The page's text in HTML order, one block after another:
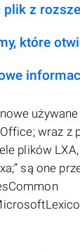
z
które
wraz z
plików
są one